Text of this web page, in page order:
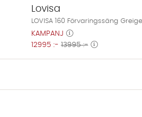
Lovisa
LOVISA 160 Förvaringssäng Greige
KAMPANJ
12995 :- 13995 :-